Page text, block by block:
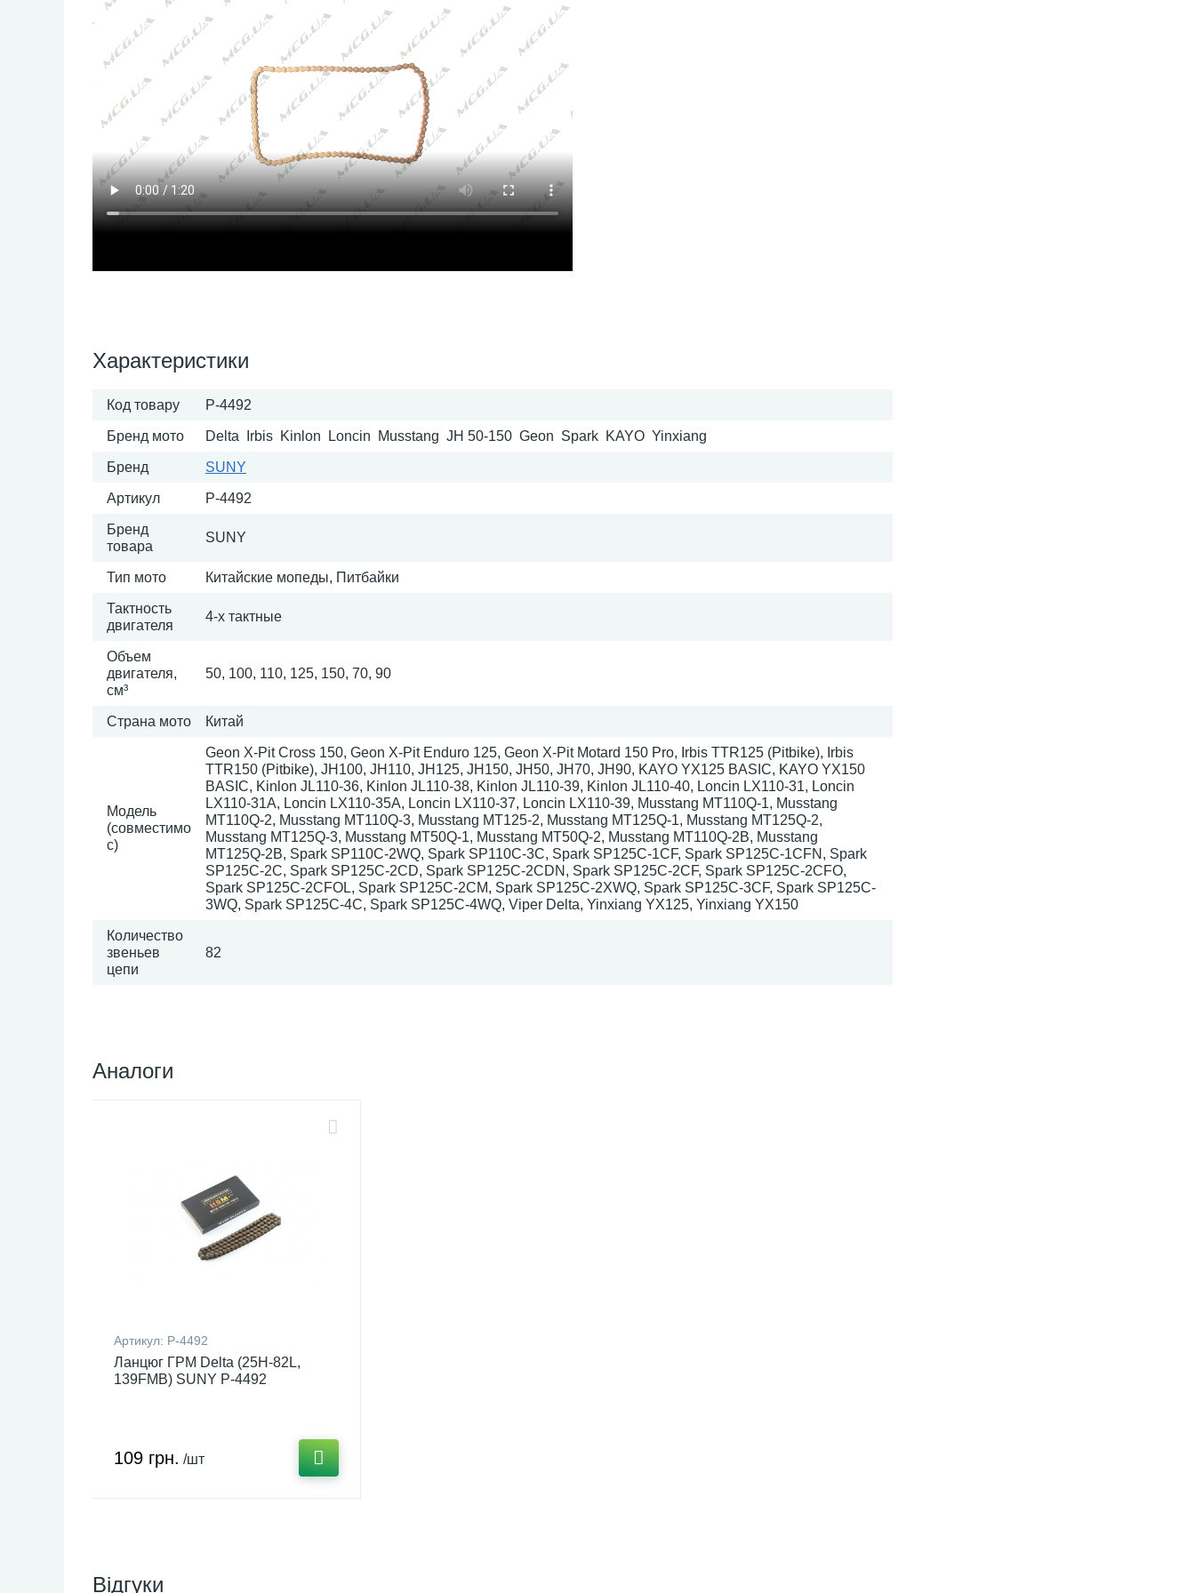
Характеристики
Код товару P-4492
Бренд мото Delta Irbis Kinlon Loncin Musstang JH 50-150 Geon Spark KAYO Yinxiang
Бренд SUNY
Артикул P-4492
Бренд
товара
SUNY
Тип мото Китайские мопеды, Питбайки
Тактность
двигателя
4-х тактные
Объем
двигателя,
см³
50, 100, 110, 125, 150, 70, 90
Страна мото Китай
Модель
(совместимо
с)
Geon X-Pit Cross 150, Geon X-Pit Enduro 125, Geon X-Pit Motard 150 Pro, Irbis TTR125 (Pitbike), Irbis
TTR150 (Pitbike), JH100, JH110, JH125, JH150, JH50, JH70, JH90, KAYO YX125 BASIC, KAYO YX150
BASIC, Kinlon JL110-36, Kinlon JL110-38, Kinlon JL110-39, Kinlon JL110-40, Loncin LX110-31, Loncin
LX110-31A, Loncin LX110-35A, Loncin LX110-37, Loncin LX110-39, Musstang MT110Q-1, Musstang
MT110Q-2, Musstang MT110Q-3, Musstang MT125-2, Musstang MT125Q-1, Musstang MT125Q-2,
Musstang MT125Q-3, Musstang MT50Q-1, Musstang MT50Q-2, Musstang МТ110Q-2B, Musstang
МТ125Q-2B, Spark SP110C-2WQ, Spark SP110C-3C, Spark SP125C-1CF, Spark SP125C-1CFN, Spark
SP125C-2C, Spark SP125C-2CD, Spark SP125C-2CDN, Spark SP125C-2CF, Spark SP125C-2CFO,
Spark SP125C-2CFOL, Spark SP125C-2CM, Spark SP125C-2XWQ, Spark SP125C-3CF, Spark SP125C-
3WQ, Spark SP125C-4C, Spark SP125C-4WQ, Viper Delta, Yinxiang YX125, Yinxiang YX150
Количество
звеньев
цепи
82
Аналоги
Артикул: P-4492
Ланцюг ГРМ Delta (25H-82L,
139FMB) SUNY P-4492
109 грн. /шт
Відгуки